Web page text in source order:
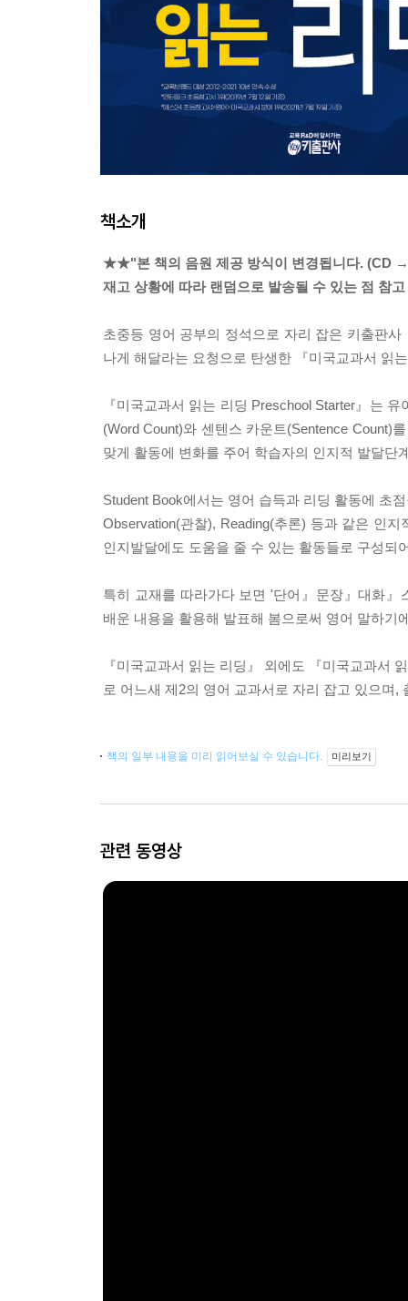
책소개
★★"본 책의 음원 제공 방식이 변경됩니다. (CD
재고 상황에 따라 랜덤으로 발송될 수 있는 점 참
초중등 영어 공부의 정석으로 자리 잡은 키출판
나게 해달라는 요청으로 탄생한 『미국교과서 읽
『미국교과서 읽는 리딩 Preschool Starter』는
(Word Count)와 센텐스 카운트(Sentence Count)
맞게 활동에 변화를 주어 학습자의 인지적 발달단
Student Book에서는 영어 습득과 리딩 활동에 초
Observation(관찰), Reading(추론) 등과 같은 인
인지발달에도 도움을 줄 수 있는 활동들로 구성되
특히 교재를 따라가다 보면 '단어』문장』대화』
배운 내용을 활용해 발표해 봄으로써 영어 말하기
『미국교과서 읽는 리딩』 외에도 『미국교과서
로 어느새 제2의 영어 교과서로 자리 잡고 있으며
책의 일부 내용을 미리 읽어보실 수 있습니다. 미리보기
관련 동영상